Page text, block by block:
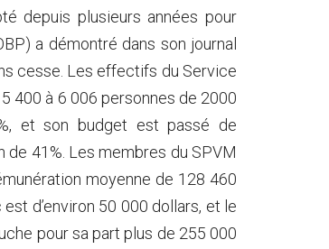
depuis plusieurs années pour
a démontré dans son journal
cesse. Les effectifs du Service
400 à 6 006 personnes de 2000
et son budget est passé de
41%. Les membres du SPVM
moyenne de 128 460
d’environ 50 000 dollars, et le
pour sa part plus de 255 000